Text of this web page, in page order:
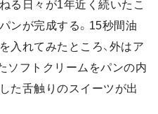
る日々が1年近く続いたこ
ンが完成する。15秒間油
入れてみたところ、外はア
ソフトクリームをパンの内
た舌触りのスイーツが出